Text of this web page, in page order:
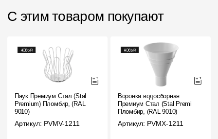
С этим товаром покупают
Паук Премиум Стал (Stal
Premium) Пломбир, (RAL
9010)
Артикул: PVMV-1211
Воронка водосборная
Премиум Стал (Stal Premium)
Пломбир, (RAL 9010)
Артикул: PVMX-1211